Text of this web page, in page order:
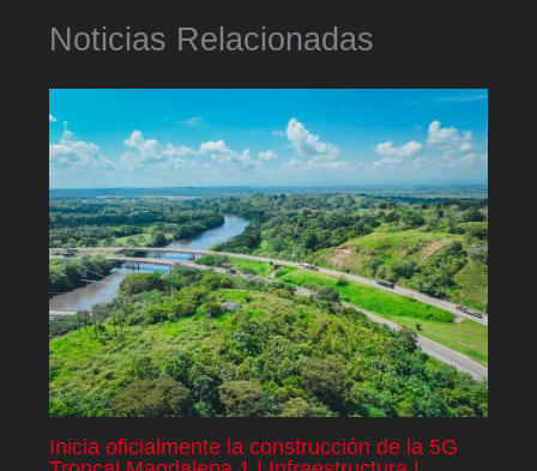
Noticias Relacionadas
Inicia oficialmente la construcción de la 5G